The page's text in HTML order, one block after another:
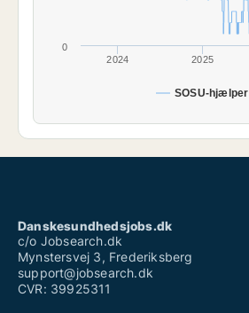
SOSU-hjælper
2024 2025
0
Danskesundhedsjobs.dk
c/o Jobsearch.dk
Mynstersvej 3, Frederiksberg
support@jobsearch.dk
CVR: 39925311